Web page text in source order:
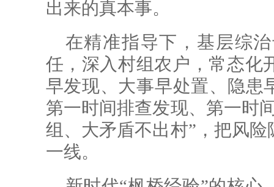
出来的真本事。
在精准指导下，基层综
任，深入村组农户，常态化
早发现、大事早处置、隐患
第一时间排查发现、第一时
组、大矛盾不出村”，把风
一线。